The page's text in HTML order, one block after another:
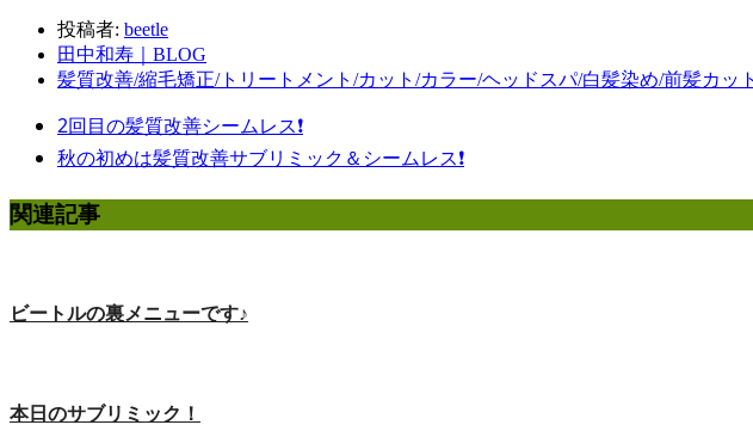
投稿者: beetle
田中和寿｜BLOG
髪質改善/縮毛矯正/トリートメント/カット/カラー/ヘッドスパ/白髪染め/前髪カ
2回目の髪質改善シームレス❗️
秋の初めは髪質改善サブリミック＆シームレス❗️
関連記事
ビートルの裏メニューです♪
本日のサブリミック！